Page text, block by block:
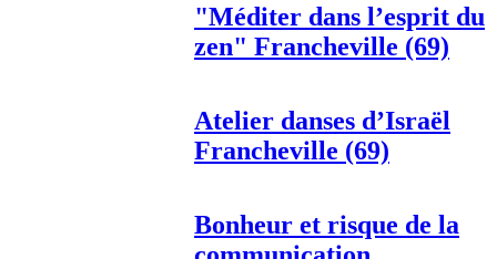
"Méditer dans l’esprit du
zen" Francheville (69)
Atelier danses d’Israël
Francheville (69)
Bonheur et risque de la